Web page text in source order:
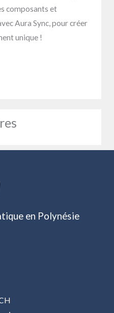
composants et
Aura Sync, pour créer
unique !
en Polynésie